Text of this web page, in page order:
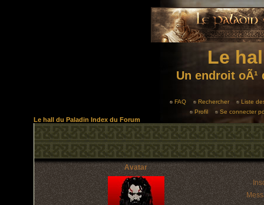
Le
Un endroit
FAQ Rechercher
Liste
Profil
Se connecter
Le hall du Paladin Index du Forum
Avatar